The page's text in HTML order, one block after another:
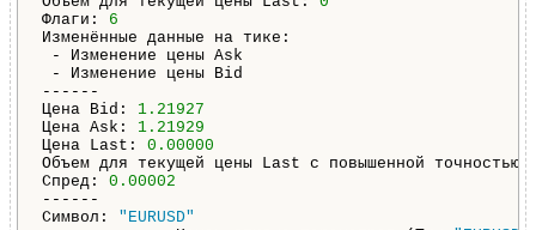
Флаги: 6
Изменённые данные на тике:
- Изменение цены Ask
- Изменение цены Bid
------
Цена Bid: 1.21927
Цена Ask: 1.21929
Цена Last: 0.00000
Объем для текущей цены Last c повышенной
Спред: 0.00002
------
Символ: "EURUSD"